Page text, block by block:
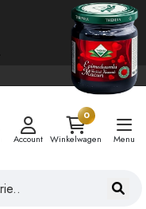
Account
0
Winkelwagen
Menu